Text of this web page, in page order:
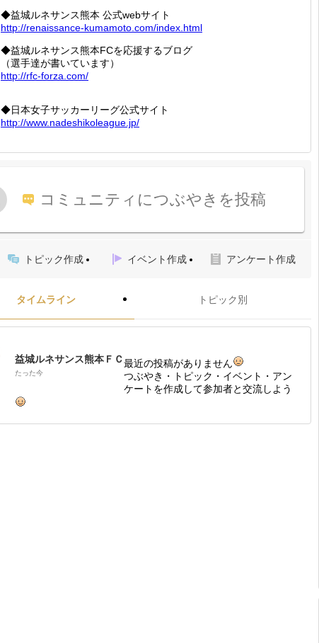
◆益城ルネサンス熊本 公式webサイト
http://renaissance-kumamoto. com/index.html
◆益城ルネサンス熊本FCを応援するブログ
（選手達が書いています）
http://rfc-forza.com/
◆日本女子サッカーリーグ公式サイト
http://www.nadeshikoleague.jp/
コミュニティにつぶやきを投稿
トピック作成 イベント作成 アンケート作成
タイムライン トピック別
益城ルネサンス熊本ＦＣ
たった今
最近の投稿がありません
つぶやき・トピック・イベント・アン
ケートを作成して参加者と交流しよう